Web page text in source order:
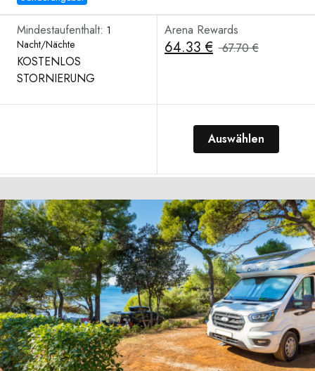
Mindestaufenthalt: 1
Nacht/Nächte
KOSTENLOS
STORNIERUNG
Arena Rewards
64.33 € 67.70 €
Auswählen